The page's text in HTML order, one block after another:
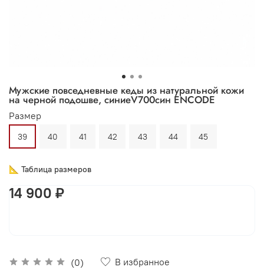
Мужские повседневные кеды из натуральной кожи
на черной подошве, синиеV700син ENCODE
(0)
В избранное
Размер
39 40 41 42 43 44 45
📐 Таблица размеров
14 900 ₽